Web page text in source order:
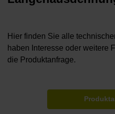
Hier finden Sie alle
haben Interesse oder weitere
die Produktanfrage.